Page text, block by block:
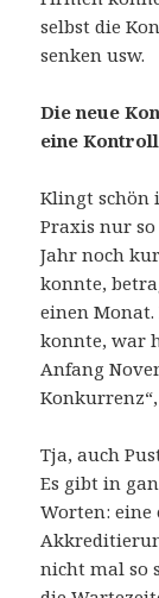
selbst die
senken usw.
Die neue
eine
Klingt schön
Praxis nur
Jahr noch
konnte,
einen
konnte, war
Anfang
Tja, auch
Es gibt in
Worten:
nicht mal so